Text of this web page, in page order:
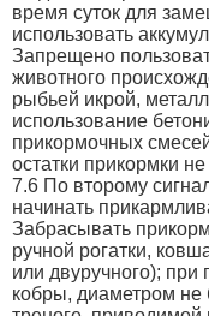
время суток для
использовать
Запрещено
животного
рыбьей икрой,
использование
прикормочных
остатки прикормки
7.6 По второму
начинать
Забрасывать
ручной рогатки,
или двуручного);
кобры, диаметром не